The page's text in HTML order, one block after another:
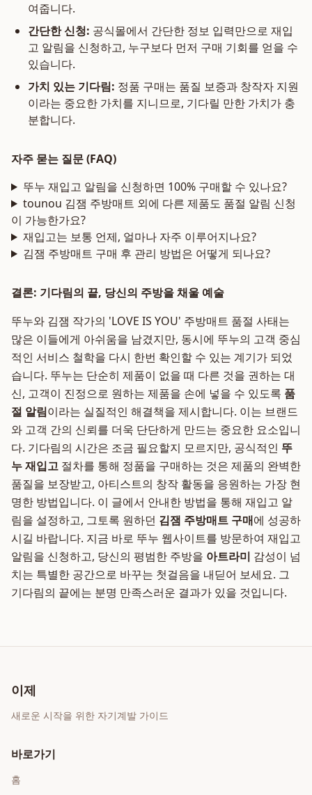
여줍니다.
간단한 신청: 공식몰에서 간단한 정보 입력만으로 재입
고 알림을 신청하고, 누구보다 먼저 구매 기회를 얻을 수
있습니다.
가치 있는 기다림: 정품 구매는 품질 보증과 창작자 지원
이라는 중요한 가치를 지니므로, 기다릴 만한 가치가 충
분합니다.
자주 묻는 질문 (FAQ)
뚜누 재입고 알림을 신청하면 100% 구매할 수 있나요?
tounou 김잼 주방매트 외에 다른 제품도 품절 알림 신청
이 가능한가요?
재입고는 보통 언제, 얼마나 자주 이루어지나요?
김잼 주방매트 구매 후 관리 방법은 어떻게 되나요?
결론: 기다림의 끝, 당신의 주방을 채울 예술
뚜누와 김잼 작가의 'LOVE IS YOU' 주방매트 품절 사태는
많은 이들에게 아쉬움을 남겼지만, 동시에 뚜누의 고객 중심
적인 서비스 철학을 다시 한번 확인할 수 있는 계기가 되었
습니다. 뚜누는 단순히 제품이 없을 때 다른 것을 권하는 대
신, 고객이 진정으로 원하는 제품을 손에 넣을 수 있도록 품
절 알림이라는 실질적인 해결책을 제시합니다. 이는 브랜드
와 고객 간의 신뢰를 더욱 단단하게 만드는 중요한 요소입니
다. 기다림의 시간은 조금 필요할지 모르지만, 공식적인 뚜
누 재입고 절차를 통해 정품을 구매하는 것은 제품의 완벽한
품질을 보장받고, 아티스트의 창작 활동을 응원하는 가장 현
명한 방법입니다. 이 글에서 안내한 방법을 통해 재입고 알
림을 설정하고, 그토록 원하던 김잼 주방매트 구매에 성공하
시길 바랍니다. 지금 바로 뚜누 웹사이트를 방문하여 재입고
알림을 신청하고, 당신의 평범한 주방을 아트라미 감성이 넘
치는 특별한 공간으로 바꾸는 첫걸음을 내딛어 보세요. 그
기다림의 끝에는 분명 만족스러운 결과가 있을 것입니다.
이제
새로운 시작을 위한 자기계발 가이드
바로가기
홈